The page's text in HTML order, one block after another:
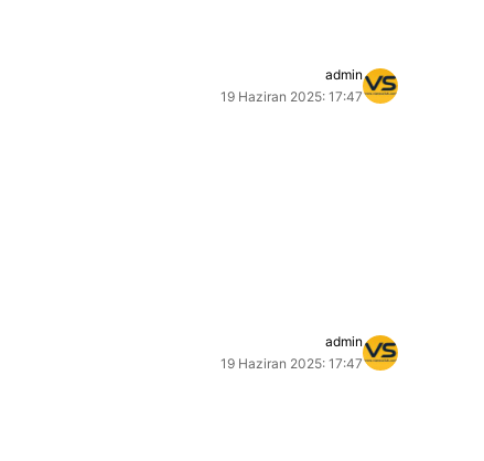
admin
19 Haziran 2025: 17:47
admin
19 Haziran 2025: 17:47